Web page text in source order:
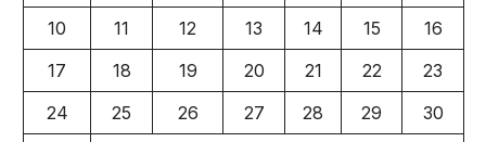
10
11 12 13 14 15
16
17
18 19 20 21 22
23
24
25 26 27 28 29
30